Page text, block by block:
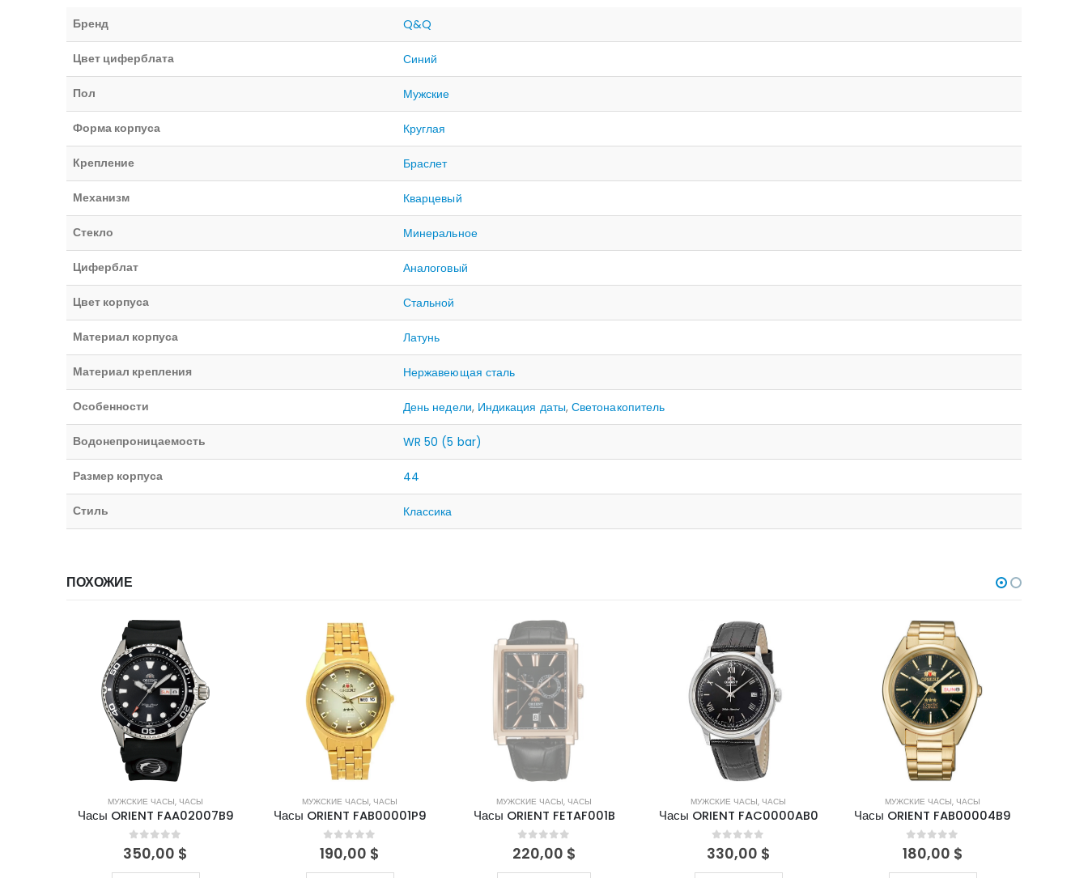
Бренд Q&Q
Цвет циферблата Синий
Пол Мужские
Форма корпуса Круглая
Крепление Браслет
Механизм Кварцевый
Стекло Минеральное
Циферблат Аналоговый
Цвет корпуса Стальной
Материал корпуса Латунь
Материал крепления Нержавеющая сталь
Особенности День недели, Индикация даты,Светонакопитель
Водонепроницаемость WR 50 (5 bar)
Размер корпуса 44
Стиль Классика
ПОХОЖИЕ
МУЖСКИЕ ЧАСЫ, ЧАСЫ
Часы ORIENT FAA02007B9
0out of 5
350,00 $
МУЖСКИЕ ЧАСЫ, ЧАСЫ
Часы ORIENT FAB00001P9
0out of 5
190,00 $
НЕТ В НАЛИЧИИ
МУЖСКИЕ ЧАСЫ, ЧАСЫ
Часы ORIENT FETAF001B
0out of 5
220,00 $
МУЖСКИЕ ЧАСЫ, ЧАСЫ
Часы ORIENT FAC0000AB0
0out of 5
330,00 $
МУЖСКИЕ ЧАСЫ, ЧАСЫ
Часы ORIENT FAB00004B9
0out of 5
180,00 $